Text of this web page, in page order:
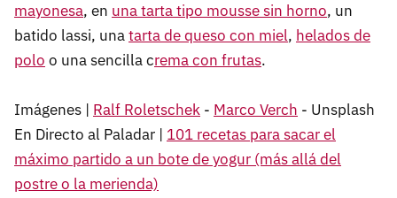
mayonesa, en una tarta tipo mousse sin horno, un
batido lassi, unatarta de queso con miel, helados de
polo o una sencilla crema con frutas.
Imágenes | Ralf Roletschek - Marco Verch - Unsplash
En Directo al Paladar | 101 recetas para sacar el
máximo partido a un bote de yogur (más allá del
postre o la merienda)